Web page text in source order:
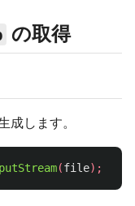
の取得
成します。
(file);